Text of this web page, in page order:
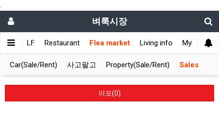
.
벼룩시장
GOLF Restaurant Flea market Living info
Car(Sale/Rent) 사고팔고 Property(Sale/Rent) Sales
이포(0)